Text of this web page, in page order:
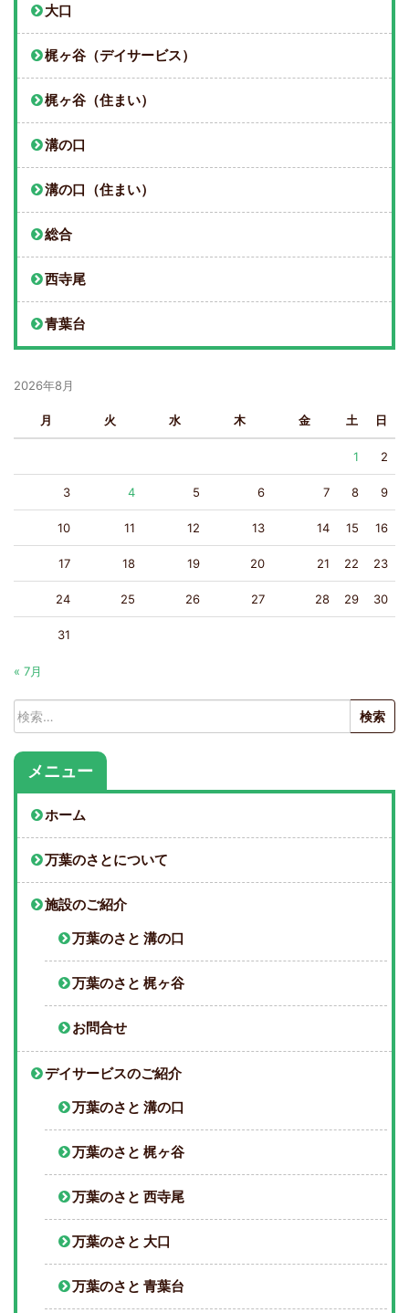
大口
梶ヶ谷（デイサービス）
梶ヶ谷（住まい）
溝の口
溝の口（住まい）
総合
西寺尾
青葉台
2026年8月
月 火 水 木 金 土 日
1 2
3 4 5 6 7 8 9
10 11 12 13 14 15 16
17 18 19 20 21 22 23
24 25 26 27 28 29 30
31
« 7月
検
索:
メニュー
ホーム
万葉のさとについて
施設のご紹介
万葉のさと 溝の口
万葉のさと 梶ヶ谷
お問合せ
デイサービスのご紹介
万葉のさと 溝の口
万葉のさと 梶ヶ谷
万葉のさと 西寺尾
万葉のさと 大口
万葉のさと 青葉台